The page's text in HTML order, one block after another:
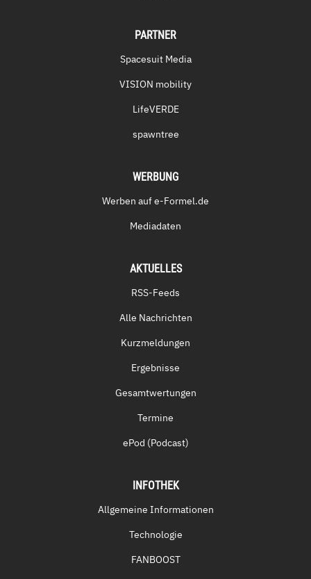
PARTNER
Spacesuit Media
VISION mobility
LifeVERDE
spawntree
WERBUNG
Werben auf e-Formel.de
Mediadaten
AKTUELLES
RSS-Feeds
Alle Nachrichten
Kurzmeldungen
Ergebnisse
Gesamtwertungen
Termine
ePod (Podcast)
INFOTHEK
Allgemeine Informationen
Technologie
FANBOOST